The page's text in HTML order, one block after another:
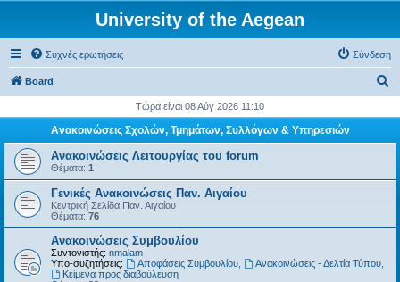
University of the Aegean
Συχνές ερωτήσεις Σύνδεση
Board
ζ
σ
Τώρα είναι 08 Αύγ 2026 11:10
Ανακοινώσεις Σχολών, Τμημάτων, Συλλόγων & Υπηρεσιών
Ανακοινώσεις Λειτουργίας του forum
Θέματα: 1
Γενικές Ανακοινώσεις Παν. Αιγαίου
Κεντρική Σελίδα Παν. Αιγαίου
Θέματα: 76
Ανακοινώσεις Συμβουλίου
Συντονιστής: nmalam
Υπο-συζητήσεις:
Αποφάσεις Συμβουλίου, Ανακοινώσεις - Δελτία Τύπου,
Kείμενα προς διαβούλευση